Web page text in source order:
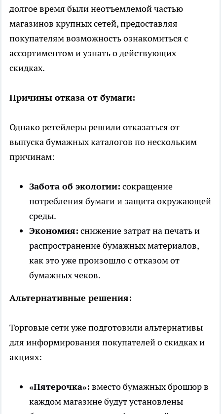
долгое время были неотъемлемой частью
магазинов крупных сетей, предоставляя
покупателям возможность ознакомиться с
ассортиментом и узнать о действующих
скидках.
Причины отказа от бумаги:
Однако ретейлеры решили отказаться от
выпуска бумажных каталогов по нескольким
причинам:
Забота об экологии: сокращение
потребления бумаги и защита окружающей
среды.
Экономия: снижение затрат на печать и
распространение бумажных материалов,
как это уже произошло с отказом от
бумажных чеков.
Альтернативные решения:
Торговые сети уже подготовили альтернативы
для информирования покупателей о скидках и
акциях:
«Пятерочка»: вместо бумажных брошюр в
каждом магазине будут установлены